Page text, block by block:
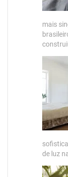
mais
de luz